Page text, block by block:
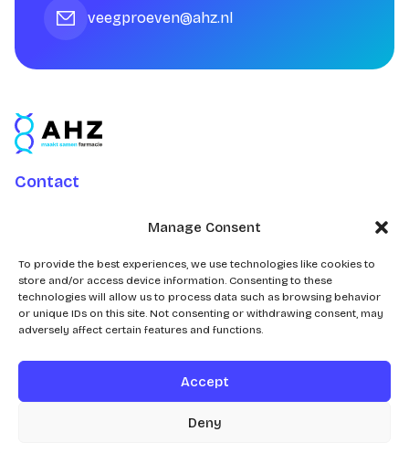
Manage Consent
To provide the best experiences, we use technologies like cookies to
store and/or access device information. Consenting to these
technologies will allow us to process data such as browsing behavior
or unique IDs on this site. Not consenting or withdrawing consent, may
adversely affect certain features and functions.
Accept
Deny
veegproeven@ahz.nl
Contact
Postbus 43100
2504 AC Den Haag
Zeker Zichtbaar